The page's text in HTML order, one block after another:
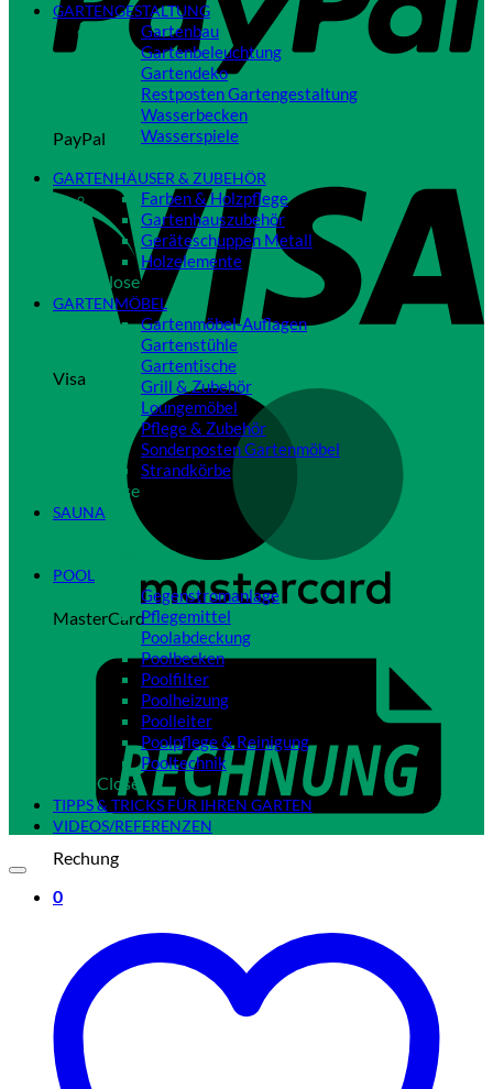
PayPal
Visa
MasterCard
Rechung
0
GARTENGESTALTUNG
Gartenbau
Gartenbeleuchtung
Gartendeko
Restposten Gartengestaltung
Wasserbecken
Wasserspiele
GARTENHÄUSER & ZUBEHÖR
Farben & Holzpflege
Gartenhauszubehör
Geräteschuppen Metall
Holzelemente
Close
GARTENMÖBEL
Gartenmöbel-Auflagen
Gartenstühle
Gartentische
Grill & Zubehör
Loungemöbel
Pflege & Zubehör
Sonderposten Gartenmöbel
Strandkörbe
Close
SAUNA
POOL
Gegenstromanlage
Pflegemittel
Poolabdeckung
Poolbecken
Poolfilter
Poolheizung
Poolleiter
Poolpflege & Reinigung
Pooltechnik
Close
TIPPS & TRICKS FÜR IHREN GARTEN
VIDEOS/REFERENZEN